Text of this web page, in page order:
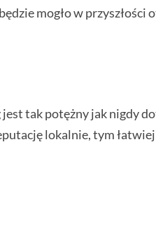
mogło w przyszłości
tak potężny jak nigdy
lokalnie, tym